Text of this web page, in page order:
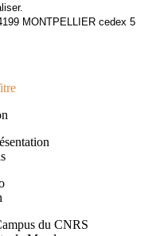
MONTPELLIER cedex 5
du CNRS